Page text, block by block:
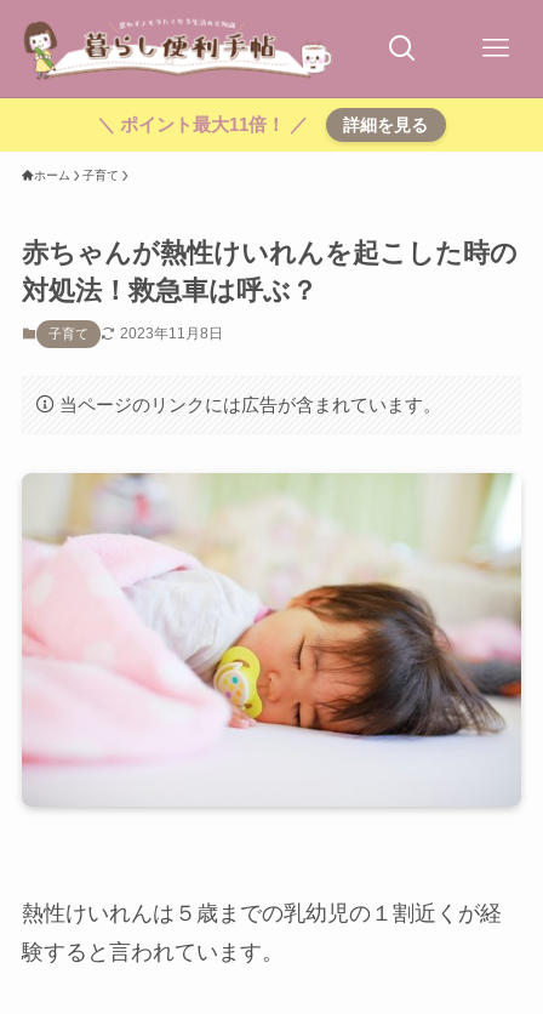
＼ ポイント最大11倍！ ／ 詳細を見る
ホーム 子育て
赤ちゃんが熱性けいれんを起こした時の
対処法！救急車は呼ぶ？
子育て 2023年11月8日
当ページのリンクには広告が含まれています。
熱性けいれんは５歳までの乳幼児の１割近くが経
験すると言われています。